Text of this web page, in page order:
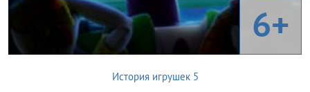
6+
История игрушек 5